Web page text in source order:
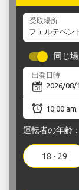
受取場所
同じ
出発日時
運転者の年齢：
18 - 29